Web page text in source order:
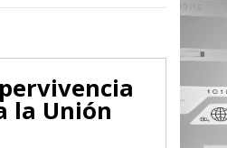
la Unión